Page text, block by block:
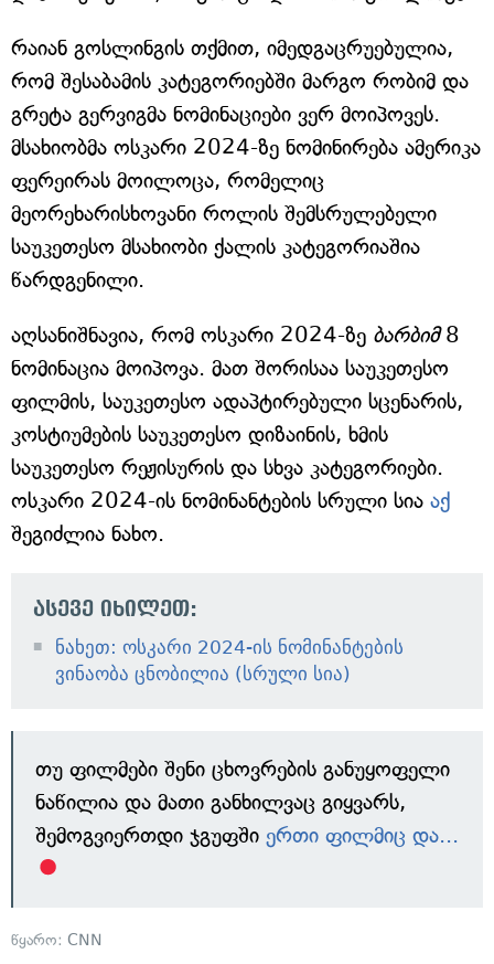
რაიან გოსლინგის თქმით, იმედგაცრუებულია,
რომ შესაბამის კატეგორიებში მარგო რობიმ და
გრეტა გერვიგმა ნომინაციები ვერ მოიპოვეს.
მსახიობმა ოსკარი 2024-ზე ნომინირება ამერიკა
ფერეირას მოილოცა, რომელიც
მეორეხარისხოვანი როლის შემსრულებელი
საუკეთესო მსახიობი ქალის კატეგორიაშია
წარდგენილი.
აღსანიშნავია, რომ ოსკარი 2024-ზე ბარბიმ8
ნომინაცია მოიპოვა. მათ შორისაა საუკეთესო
ფილმის, საუკეთესო ადაპტირებული სცენარის,
კოსტიუმების საუკეთესო დიზაინის, ხმის
საუკეთესო რეჟისურის და სხვა კატეგორიები.
ოსკარი 2024-ის ნომინანტების სრული სია აქ
შეგიძლია ნახო.
ასევე იხილეთ:
ნახეთ: ოსკარი 2024-ის ნომინანტების
ვინაობა ცნობილია (სრული სია)
თუ ფილმები შენი ცხოვრების განუყოფელი
ნაწილია და მათი განხილვაც გიყვარს,
შემოგვიერთდი ჯგუფში ერთი ფილმიც და...
წყარო: CNN